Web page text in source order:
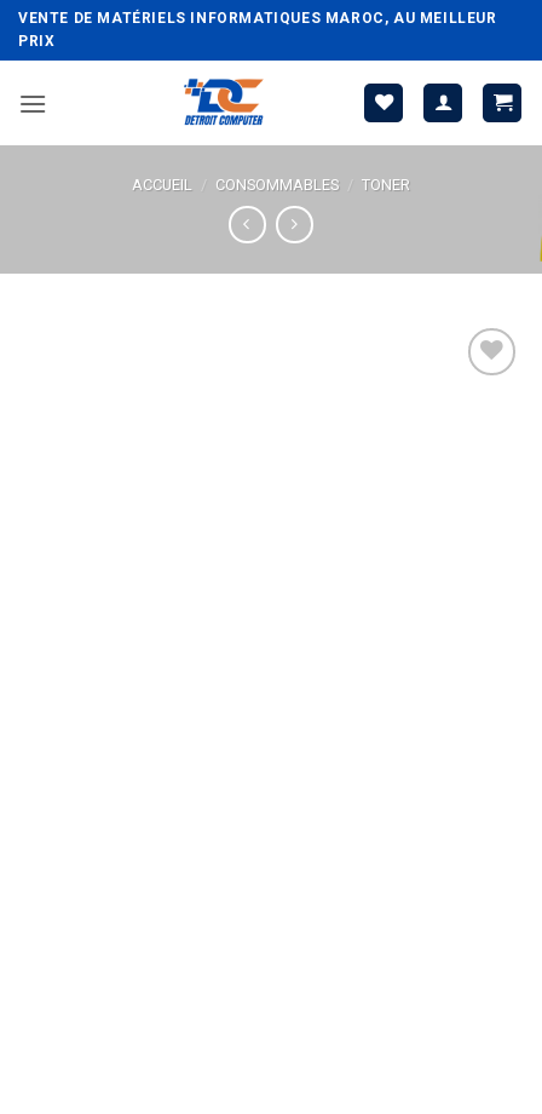
Passer
au
VENTE DE MATÉRIELS INFORMATIQUES MAROC, AU MEILLEUR
PRIX
ACCUEIL / CONSOMMABLES / TONER